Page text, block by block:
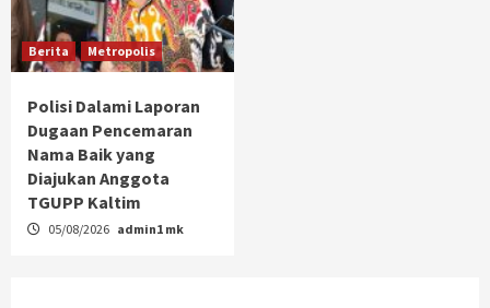
Berita Metropolis
Polisi Dalami Laporan
Dugaan Pencemaran
Nama Baik yang
Diajukan Anggota
TGUPP Kaltim
05/08/2026 admin1 mk